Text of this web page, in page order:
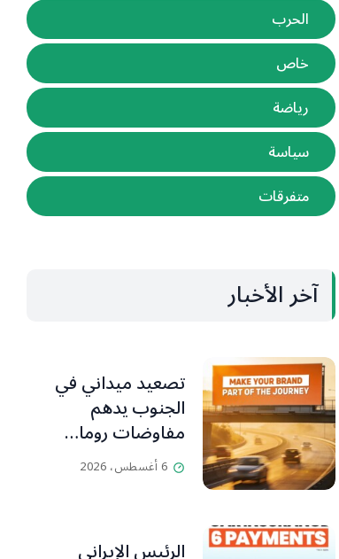
الحرب
خاص
رياضة
سياسة
متفرقات
آخر الأخبار
تصعيد ميداني في
الجنوب يدهم
مفاوضات روما…
تقاطع الأهداف
التخريبية يحاصر
6 أغسطس، 2026